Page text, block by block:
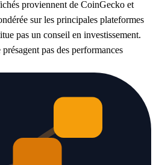
proviennent de CoinGecko et
sur les principales plateformes
pas un conseil en investissement.
pas des performances